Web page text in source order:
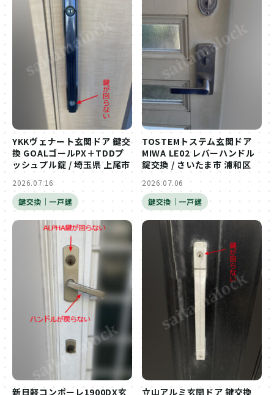
YKKヴェナート玄関ドア 鍵交
換 GOALゴールPX＋TDDプ
ッシュプル錠 / 埼玉県 上尾市
2026.07.16
鍵交換｜一戸建
TOSTEMトステム玄関ドア
MIWA LE02 レバーハンドル
錠交換 / さいたま市 浦和区
2026.07.06
鍵交換｜一戸建
新日軽コンポーレ1900DX玄 立山アルミ玄関ドア 鍵交換